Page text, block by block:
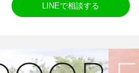
LINEで相談する